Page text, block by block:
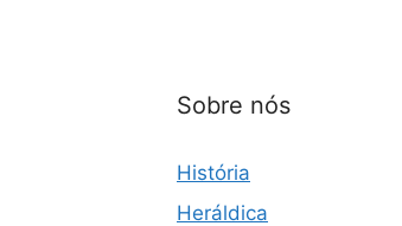
Sobre nós
História
Heráldica